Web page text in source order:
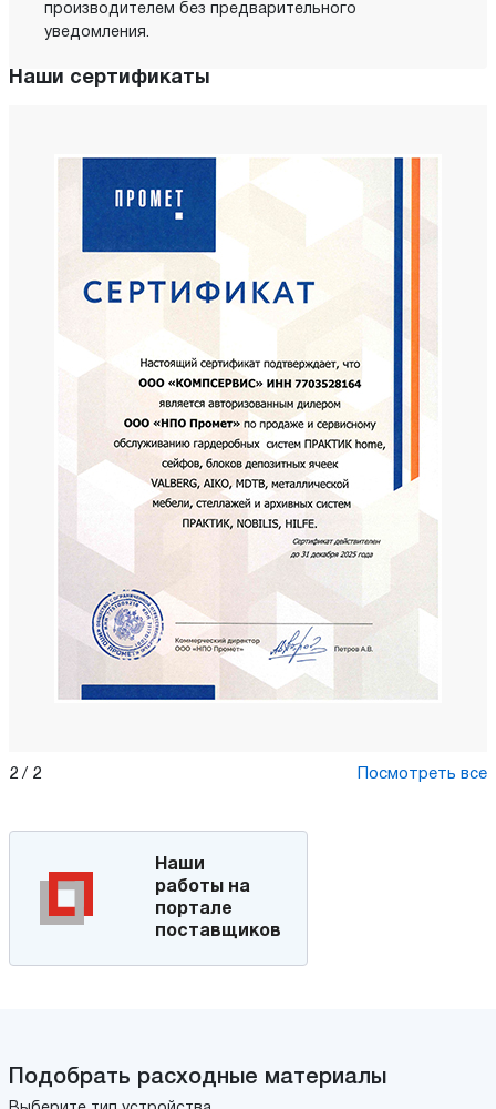
производителем без предварительного
уведомления.
Наши сертификаты
2 / 2 Посмотреть все
Наши
работы на
портале
поставщиков
Подобрать расходные материалы